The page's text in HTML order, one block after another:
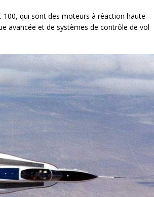
100, qui sont des moteurs à réaction haute
avancée et de systèmes de contrôle de vol